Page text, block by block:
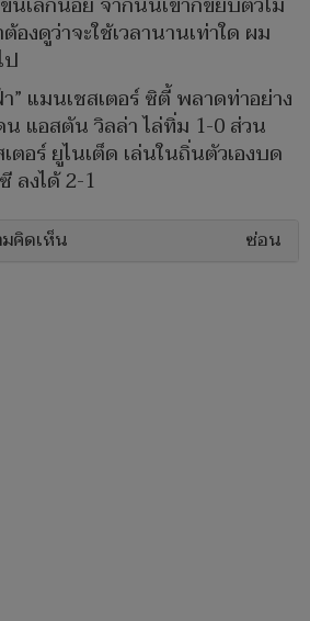
องดูว่าจะใช้เวลานานเท่าใด ผม
ป
” แมนเชสเตอร์ ซิตี้ พลาดท่าอย่าง
แอสตัน วิลล่า ไล่ทิ่ม 1-0 ส่วน
ตอร์ ยูไนเต็ด เล่นในถิ่นตัวเองบด
ลงได้ 2-1
มคิดเห็น ซ่อน